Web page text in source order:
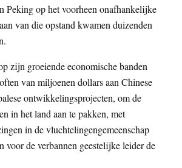
Peking op het voorheen onafhankelijke
van die opstand kwamen duizenden
zijn groeiende economische banden
van miljoenen dollars aan Chinese
ontwikkelingsprojecten, om de
in het land aan te pakken, met
in de vluchtelingengemeenschap
voor de verbannen geestelijke leider de